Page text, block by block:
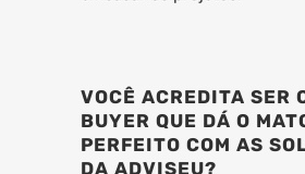
VOCÊ ACREDITA SER
BUYER QUE DÁ O
PERFEITO COM AS
DA ADVISEU?